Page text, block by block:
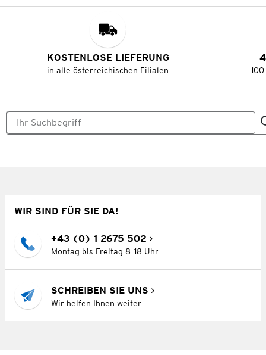
KOSTENLOSE LIEFERUNG
in alle österreichischen Filialen
WIR SIND FÜR SIE DA!
+43 (0) 1 2675 502
Montag bis Freitag 8–18 Uhr
SCHREIBEN SIE UNS
Wir helfen Ihnen weiter